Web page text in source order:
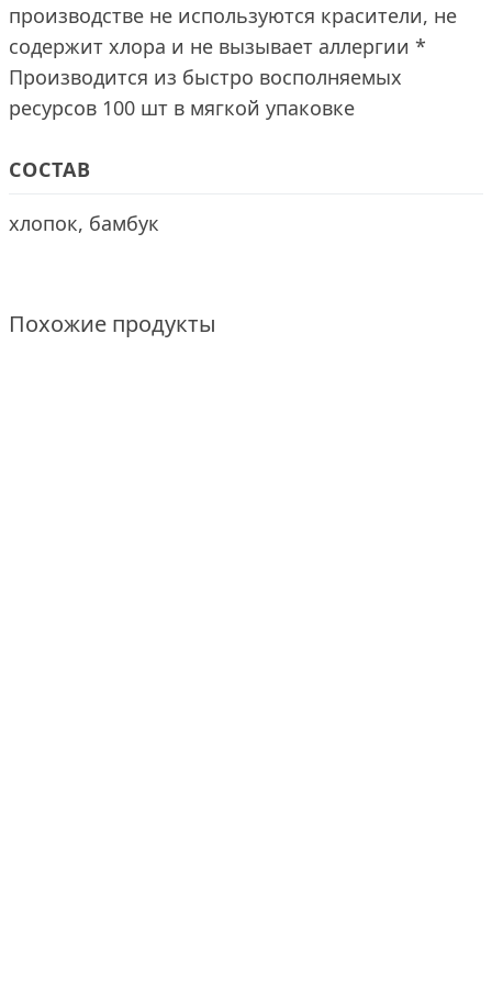
производстве не используются красители, не
содержит хлора и не вызывает аллергии *
Производится из быстро восполняемых
ресурсов 100 шт в мягкой упаковке
СОСТАВ
хлопок, бамбук
Похожие продукты